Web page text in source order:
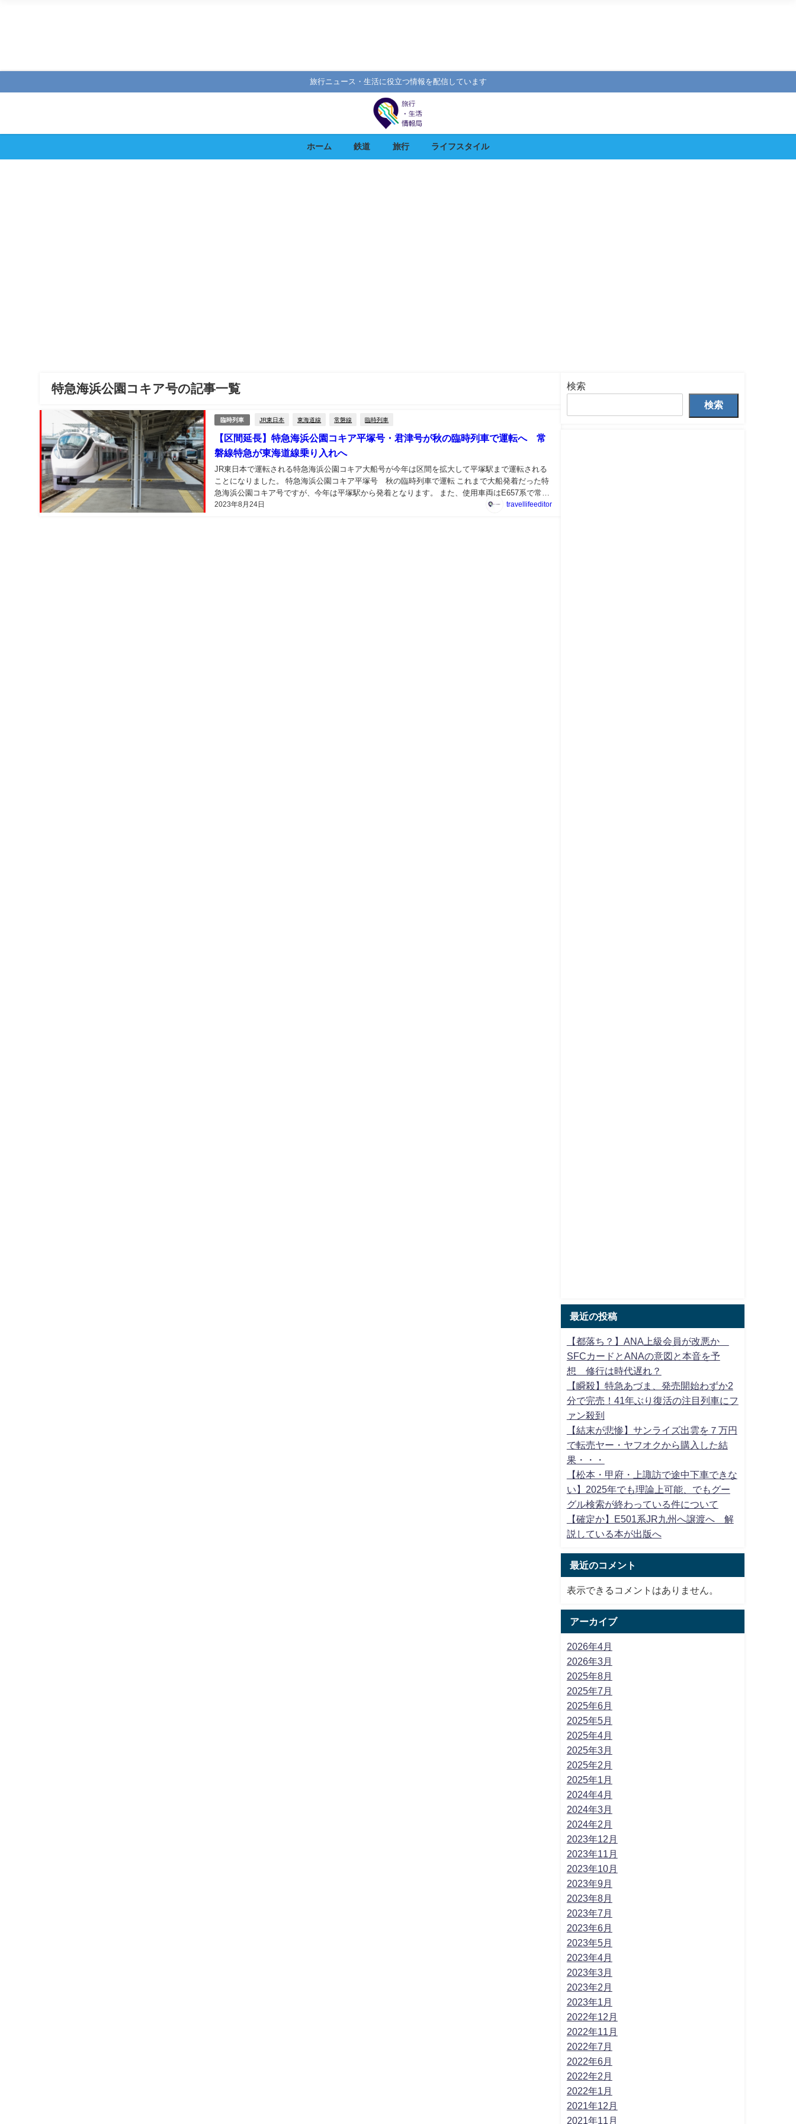
旅行ニュース・生活に役立つ情報を配信しています
ホーム 鉄道 旅行 ライフスタイル
特急海浜公園コキア号の記事一覧
臨時列車 JR東日本 東海道線 常磐線 臨時列車
【区間延長】特急海浜公園コキア平塚号・君津号が秋の臨時列車で運転へ 常
磐線特急が東海道線乗り入れへ
2023年8月24日
JR東日本で運転される特急海浜公園コキア大船号が今年は区間を拡大して平塚駅まで運転される
ことになりました。 特急海浜公園コキア平塚号 秋の臨時列車で運転 これまで大船発着だった特
急海浜公園コキア号ですが、今年は平塚駅から発着となります。 また、使用車両はE657系で常磐
線特急ひたち、ときわに使用される車両です。 E65...
travellifeeditor
検索
検索
最近の投稿
【都落ち？】ANA上級会員が改悪か
SFCカードとANAの意図と本音を予
想 修行は時代遅れ？
【瞬殺】特急あづま、発売開始わずか2
分で完売！41年ぶり復活の注目列車にフ
ァン殺到
【結末が悲惨】サンライズ出雲を７万円
で転売ヤー・ヤフオクから購入した結
果・・・
【松本・甲府・上諏訪で途中下車できな
い】2025年でも理論上可能、でもグー
グル検索が終わっている件について
【確定か】E501系JR九州へ譲渡へ 解
説している本が出版へ
最近のコメント
表示できるコメントはありません。
アーカイブ
2026年4月
2026年3月
2025年8月
2025年7月
2025年6月
2025年5月
2025年4月
2025年3月
2025年2月
2025年1月
2024年4月
2024年3月
2024年2月
2023年12月
2023年11月
2023年10月
2023年9月
2023年8月
2023年7月
2023年6月
2023年5月
2023年4月
2023年3月
2023年2月
2023年1月
2022年12月
2022年11月
2022年7月
2022年6月
2022年2月
2022年1月
2021年12月
2021年11月